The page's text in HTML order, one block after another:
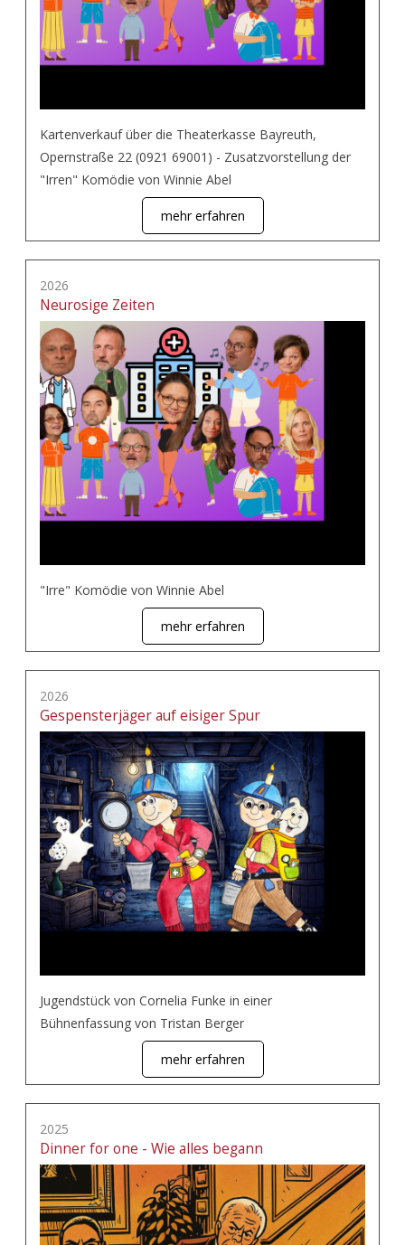
Kartenverkauf über die Theaterkasse Bayreuth,
Opernstraße 22 (0921 69001) - Zusatzvorstellung der
"Irren" Komödie von Winnie Abel
mehr erfahren
2026
Neurosige Zeiten
"Irre" Komödie von Winnie Abel
mehr erfahren
2026
Gespensterjäger auf eisiger Spur
Jugendstück von Cornelia Funke in einer
Bühnenfassung von Tristan Berger
mehr erfahren
2025
Dinner for one - Wie alles begann